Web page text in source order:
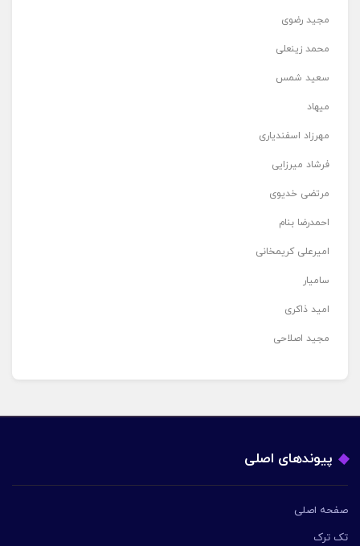
مجید رضوی
محمد زینعلی
سعید شمس
میهاد
مهرزاد اسفندیاری
فرشاد میرزایی
مرتضی خدیوی
احمدرضا بنام
امیرعلی کریمخانی
سامیار
امید ذاکری
مجید اصلاحی
پیوندهای اصلی
صفحه اصلی
تک ترک